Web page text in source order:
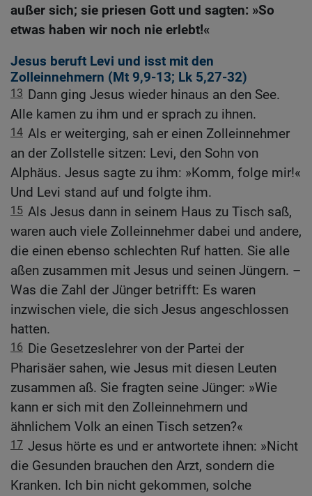
außer sich; sie priesen Gott und sagten: »So
etwas haben wir noch nie erlebt!«
Jesus beruft Levi und isst mit den
Zolleinnehmern (Mt 9,9-13; Lk 5,27-32)
13 Dann ging Jesus wieder hinaus an den See.
Alle kamen zu ihm und er sprach zu ihnen.
14 Als er weiterging, sah er einen Zolleinnehmer
an der Zollstelle sitzen: Levi, den Sohn von
Alphäus. Jesus sagte zu ihm: »Komm, folge mir!«
Und Levi stand auf und folgte ihm.
15 Als Jesus dann in seinem Haus zu Tisch saß,
waren auch viele Zolleinnehmer dabei und andere,
die einen ebenso schlechten Ruf hatten. Sie alle
aßen zusammen mit Jesus und seinen Jüngern. –
Was die Zahl der Jünger betrifft: Es waren
inzwischen viele, die sich Jesus angeschlossen
hatten.
16 Die Gesetzeslehrer von der Partei der
Pharisäer sahen, wie Jesus mit diesen Leuten
zusammen aß. Sie fragten seine Jünger: »Wie
kann er sich mit den Zolleinnehmern und
ähnlichem Volk an einen Tisch setzen?«
17 Jesus hörte es und er antwortete ihnen: »Nicht
die Gesunden brauchen den Arzt, sondern die
Kranken. Ich bin nicht gekommen, solche